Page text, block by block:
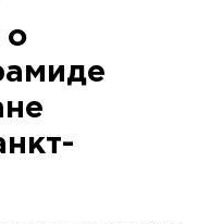
о